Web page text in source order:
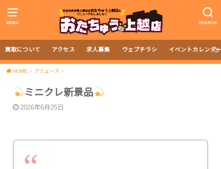
MENU SEARCH
買取について アクセス 求人募集 ウェブチラシ イベントカレンダ
HOME アミューズ
ミニクレ新景品
2026年6月25日